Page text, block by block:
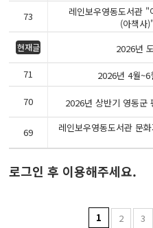
73
레인보우영동도서관
(아책사
현재글 2026년
71 2026년 4월
70 2026년 상반기 영동군
69
레인보우영동도서관 문
로그인 후 이용해주세요.
1 2 3